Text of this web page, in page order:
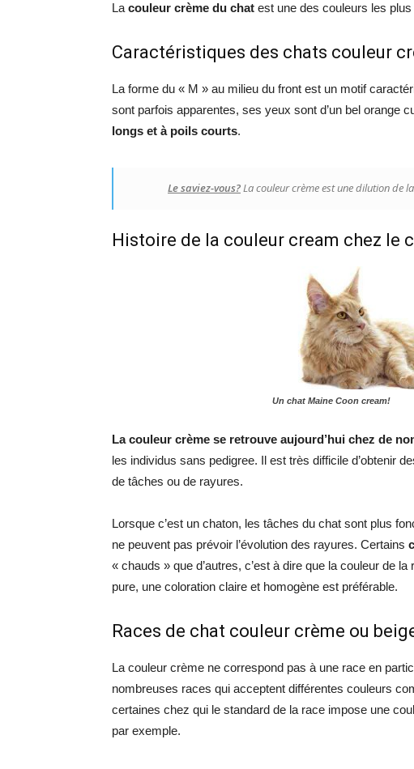
La couleur crème du chat est une des couleurs les
Caractéristiques des chats couleur
La forme du « M » au milieu du front est un motif
sont parfois apparentes, ses yeux sont d’un bel orange
longs et à poils courts.
Le saviez-vous?La couleur crème est une dilution de
Histoire de la couleur cream chez le
Un chat Maine Coon cream!
La couleur crème se retrouve aujourd’hui chez de
les individus sans pedigree. Il est très difficile d’obtenir
de tâches ou de rayures.
Lorsque c’est un chaton, les tâches du chat sont plus
ne peuvent pas prévoir l’évolution des rayures. Certains
« chauds » que d’autres, c’est à dire que la couleur de
pure, une coloration claire et homogène est préférable.
Races de chat couleur crème ou
La couleur crème ne correspond pas à une race en
nombreuses races qui acceptent différentes couleurs
certaines chez qui le standard de la race impose une
par exemple.